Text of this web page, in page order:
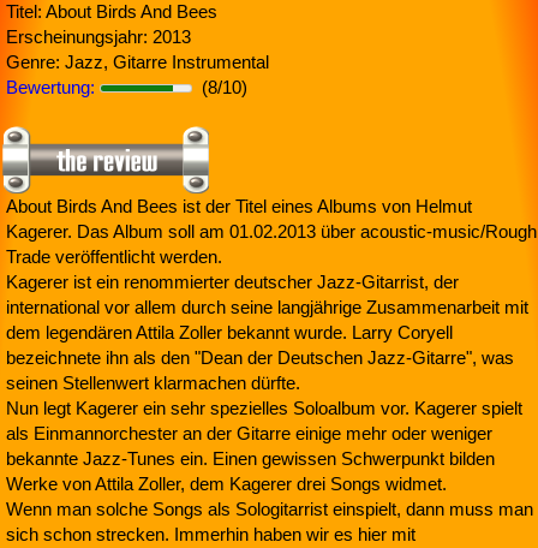
Titel: About Birds And Bees
Erscheinungsjahr: 2013
Genre: Jazz, Gitarre Instrumental
Bewertung:
(8/10)
About Birds And Bees ist der Titel eines Albums von Helmut
Kagerer. Das Album soll am 01.02.2013 über acoustic-music/Rough
Trade veröffentlicht werden.
Kagerer ist ein renommierter deutscher Jazz-Gitarrist, der
international vor allem durch seine langjährige Zusammenarbeit mit
dem legendären Attila Zoller bekannt wurde. Larry Coryell
bezeichnete ihn als den "Dean der Deutschen Jazz-Gitarre", was
seinen Stellenwert klarmachen dürfte.
Nun legt Kagerer ein sehr spezielles Soloalbum vor. Kagerer spielt
als Einmannorchester an der Gitarre einige mehr oder weniger
bekannte Jazz-Tunes ein. Einen gewissen Schwerpunkt bilden
Werke von Attila Zoller, dem Kagerer drei Songs widmet.
Wenn man solche Songs als Sologitarrist einspielt, dann muss man
sich schon strecken. Immerhin haben wir es hier mit